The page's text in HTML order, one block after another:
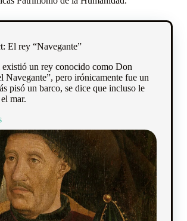
El rey “Navegante”
existió un rey conocido como Don
Navegante”, pero irónicamente fue un
pisó un barco, se dice que incluso le
mar.